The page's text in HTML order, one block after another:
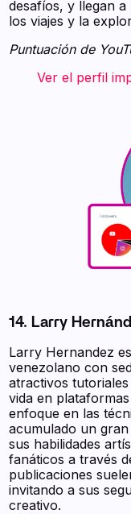
desafíos, y llegan a
los viajes y la
Puntuación de
Ver el perfil
14. Larry
Larry Hernandez
venezolano con
atractivos
vida en
enfoque en las
acumulado un
sus habilidades
fanáticos a través
publicaciones
invitando a sus
creativo.